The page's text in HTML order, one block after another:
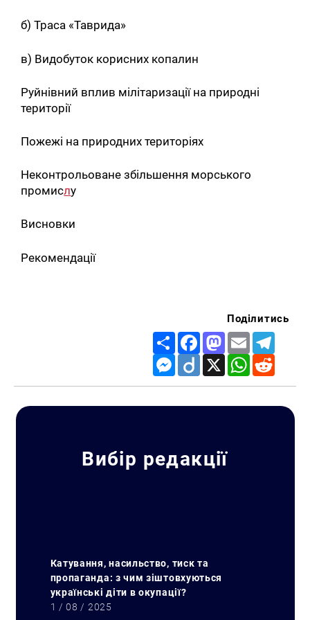
б) Траса «Таврида»
в) Видобуток корисних копалин
Руйнівний вплив мілітаризації на природні
території
Пожежі на природних територіях
Неконтрольоване збільшення морського
промислу
Висновки
Рекомендації
Поділитись
Share FacebookMastodon
Email
Messenger
Diigo X WhatsApp
Вибір редакції
Катування, насильство, тиск та
пропаганда: з чим зіштовхуються
українські діти в окупації?
1 / 08 / 2025